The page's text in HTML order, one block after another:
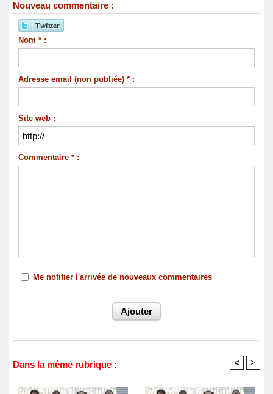
Nouveau commentaire :
Nom * :
Adresse email (non publiée) * :
Site web :
Commentaire * :
Me notifier l'arrivée de nouveaux commentaires
Dans la même rubrique : < >